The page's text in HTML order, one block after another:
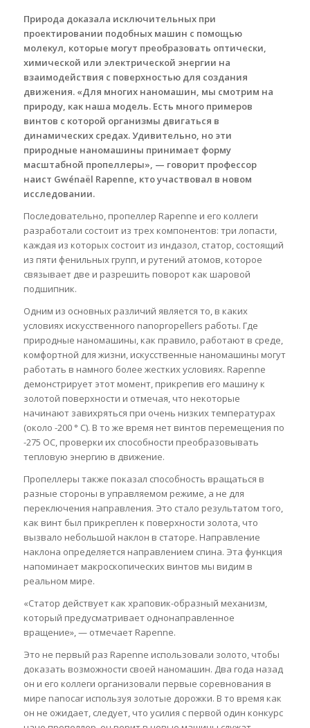
Природа доказала исключительных при
проектировании подобных машин с помощью
молекул, которые могут преобразовать оптически,
химической или электрической энергии на
взаимодействия с поверхностью для создания
движения. «Для многих наномашин, мы смотрим на
природу, как наша модель. Есть много примеров
винтов с которой организмы двигаться в
динамических средах. Удивительно, но эти
природные наномашины принимает форму
масштабной пропеллеры», — говорит профессор
наист Gwénaël Rapenne, кто участвовал в новом
исследовании.
Последовательно, пропеллер Rapenne и его коллеги
разработали состоит из трех компонентов: три лопасти,
каждая из которых состоит из индазол, статор, состоящий
из пяти фенильных групп, и рутений атомов, которое
связывает две и разрешить поворот как шаровой
подшипник.
Одним из основных различий является то, в каких
условиях искусственного nanopropellers работы. Где
природные наномашины, как правило, работают в среде,
комфортной для жизни, искусственные наномашины могут
работать в намного более жестких условиях. Rapenne
демонстрирует этот момент, прикрепив его машину к
золотой поверхности и отмечая, что некоторые
начинают завихряться при очень низких температурах
(около -200 ° С). В то же время нет винтов перемещения по
-275 ОС, проверки их способности преобразовывать
тепловую энергию в движение.
Пропеллеры также показал способность вращаться в
разные стороны в управляемом режиме, а не для
переключения направления. Это стало результатом того,
как винт был прикреплен к поверхности золота, что
вызвало небольшой наклон в статоре. Направление
наклона определяется направлением спина. Эта функция
напоминает макроскопических винтов мы видим в
реальном мире.
«Статор действует как храповик-образный механизм,
который предусматривает однонаправленное
вращение», — отмечает Rapenne.
Это не первый раз Rapenne использовали золото, чтобы
доказать возможности своей наномашин. Два года назад
он и его коллеги организовали первые соревнования в
мире nanocar используя золотые дорожки. В то время как
он не ожидает, следует, что усилия с первой один конкурс